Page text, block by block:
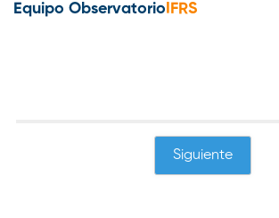
Equipo ObservatorioIFRS
Siguiente